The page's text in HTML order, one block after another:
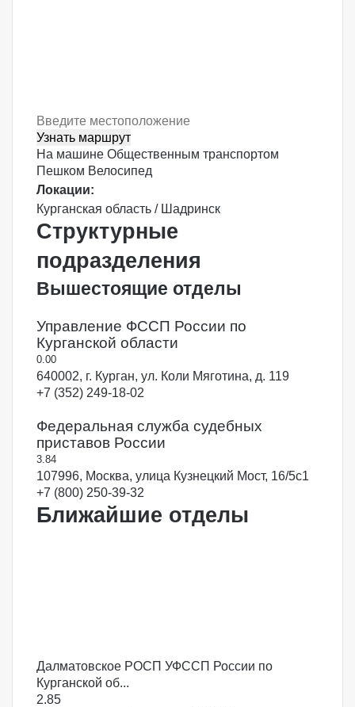
Узнать маршрут
На машине Общественным транспортом
Пешком Велосипед
Локации:
Курганская область / Шадринск
Структурные
подразделения
Вышестоящие отделы
Управление ФССП России по
Курганской области
0.00
640002, г. Курган, ул. Коли Мяготина, д. 119
+7 (352) 249-18-02
Федеральная служба судебных
приставов России
3.84
107996, Москва, улица Кузнецкий Мост, 16/5с1
+7 (800) 250-39-32
Ближайшие отделы
Далматовское РОСП УФССП России по
Курганской об...
2.85